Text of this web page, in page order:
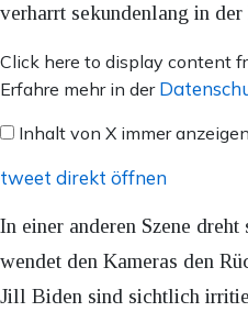
verharrt sekundenlang in
Inhalt
von
anzeigen
Click here to display content
Erfahre mehr in der
Inhalt von X immer anzeigen
tweet direkt öffnen
In einer anderen Szene
wendet den Kameras den
Jill Biden sind sichtlich